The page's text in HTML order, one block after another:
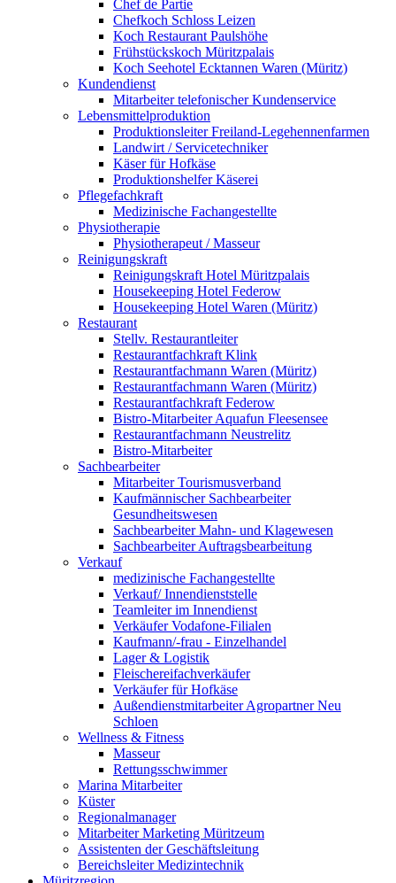
Chef de Partie
Chefkoch Schloss Leizen
Koch Restaurant Paulshöhe
Frühstückskoch Müritzpalais
Koch Seehotel Ecktannen Waren (Müritz)
Kundendienst
Mitarbeiter telefonischer Kundenservice
Lebensmittelproduktion
Produktionsleiter Freiland-Legehennenfarmen
Landwirt / Servicetechniker
Käser für Hofkäse
Produktionshelfer Käserei
Pflegefachkraft
Medizinische Fachangestellte
Physiotherapie
Physiotherapeut / Masseur
Reinigungskraft
Reinigungskraft Hotel Müritzpalais
Housekeeping Hotel Federow
Housekeeping Hotel Waren (Müritz)
Restaurant
Stellv. Restaurantleiter
Restaurantfachkraft Klink
Restaurantfachmann Waren (Müritz)
Restaurantfachmann Waren (Müritz)
Restaurantfachkraft Federow
Bistro-Mitarbeiter Aquafun Fleesensee
Restaurantfachmann Neustrelitz
Bistro-Mitarbeiter
Sachbearbeiter
Mitarbeiter Tourismusverband
Kaufmännischer Sachbearbeiter
Gesundheitswesen
Sachbearbeiter Mahn- und Klagewesen
Sachbearbeiter Auftragsbearbeitung
Verkauf
medizinische Fachangestellte
Verkauf/ Innendienststelle
Teamleiter im Innendienst
Verkäufer Vodafone-Filialen
Kaufmann/-frau - Einzelhandel
Lager & Logistik
Fleischereifachverkäufer
Verkäufer für Hofkäse
Außendienstmitarbeiter Agropartner Neu
Schloen
Wellness & Fitness
Masseur
Rettungsschwimmer
Marina Mitarbeiter
Küster
Regionalmanager
Mitarbeiter Marketing Müritzeum
Assistenten der Geschäftsleitung
Bereichsleiter Medizintechnik